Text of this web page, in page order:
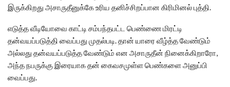
இருக்கிறது அசாருதீனுக்கே உரிய தனிச்சிறப்பான கிரிமினல் புத்தி.
எடுத்த வீடியோவை காட்டி சம்பந்தபட்ட பெண்ணை மிரட்டி
தன்வயப்படுத்தி வைப்பது முதல்படி. தான் யாரை வீழ்த்த வேண்டும்
அல்லது தன்வயப்படுத்த வேண்டும் என அசாருதீன் நினைக்கிறாரோ,
அந்த நபருக்கு இரையாக தன் கைவசமுள்ள பெண்களை அனுப்பி
வைப்பது.